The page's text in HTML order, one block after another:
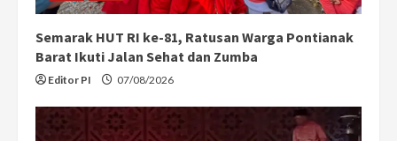
Semarak HUT RI ke-81, Ratusan Warga Pontianak
Barat Ikuti Jalan Sehat dan Zumba
Editor PI 07/08/2026